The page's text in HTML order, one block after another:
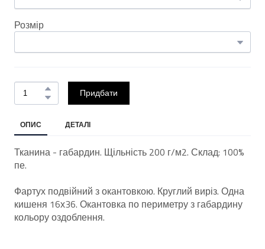
Розмір
Придбати
ОПИС ДЕТАЛІ
Тканина - габардин. Щільність 200 г/м2. Склад: 100%
пе.
Фартух подвійний з окантовкою. Круглий виріз. Одна
кишеня 16х36. Окантовка по периметру з габардину
кольору оздоблення.